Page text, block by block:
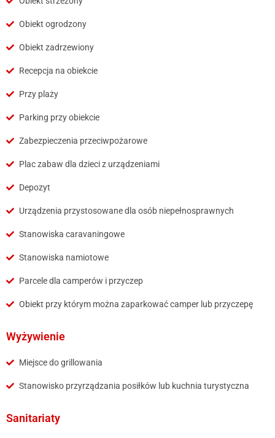
Obiekt ogrodzony
Obiekt zadrzewiony
Recepcja na obiekcie
Przy plaży
Parking przy obiekcie
Zabezpieczenia przeciwpożarowe
Plac zabaw dla dzieci z urządzeniami
Depozyt
Urządzenia przystosowane dla osób niepełnosprawnych
Stanowiska caravaningowe
Stanowiska namiotowe
Parcele dla camperów i przyczep
Obiekt przy którym można zaparkować camper lub przyczepę
Wyżywienie
Miejsce do grillowania
Stanowisko przyrządzania posiłków lub kuchnia turystyczna
Sanitariaty